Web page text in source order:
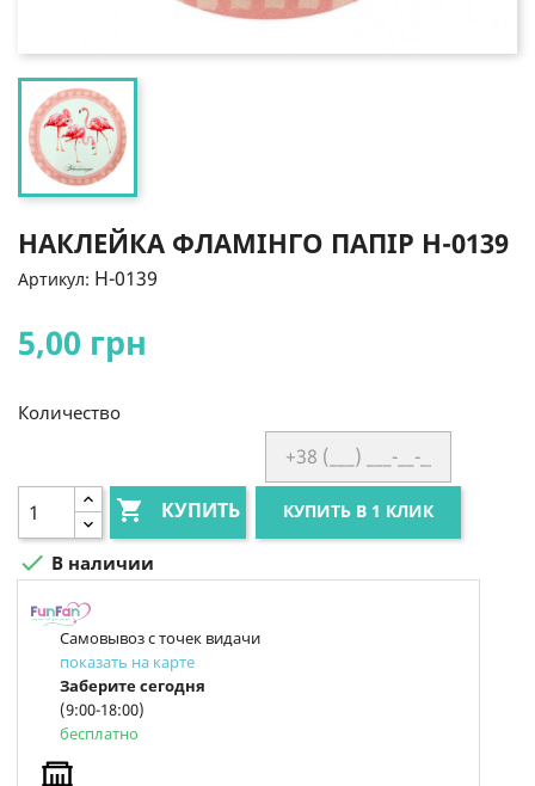
НАКЛЕЙКА ФЛАМІНГО ПАПІР Н-0139
Артикул: Н-0139
5,00 грн
Количество
 КУПИТЬ КУПИТЬ В 1 КЛИК
 В наличии
Самовывоз с точек видачи
показать на карте
Заберите сегодня
(9:00-18:00)
бесплатно